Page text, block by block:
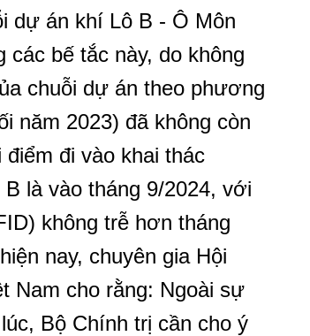
dự án khí Lô B - Ô Môn
bế tắc này, do không
chuỗi dự án theo phương
năm 2023) đã không còn
đi vào khai thác
là vào tháng 9/2024, với
không trễ hơn tháng
nay, chuyên gia Hội
Nam cho rằng: Ngoài sự
Bộ Chính trị cần cho ý